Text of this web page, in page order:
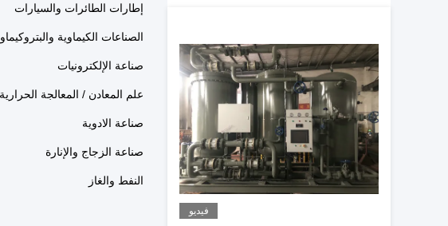
فيديو
إطارات الطائرات والسيارات
الصناعات الكيماوية
صناعة الإلكترونيات
علم المعادن / المعالجة الحرارية
صناعة الادوية
صناعة الزجاج والإنارة
النفط والغاز